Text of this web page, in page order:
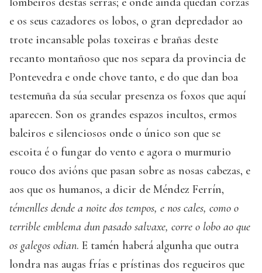
e os seus cazadores os lobos, o gran depredador ao
trote incansable polas toxeiras e brañas deste
recanto montañoso que nos separa da provincia de
Pontevedra e onde chove tanto, e do que dan boa
testemuña da súa secular presenza os foxos que aquí
aparecen. Son os grandes espazos incultos, ermos
baleiros e silenciosos onde o único son que se
escoita é o fungar do vento e agora o murmurio
rouco dos avións que pasan sobre as nosas cabezas, e
aos que os humanos, a dicir de Méndez Ferrín,
témenlles dende a noite dos tempos, e nos cales, como o
terrible emblema dun pasado salvaxe, corre o lobo ao que
os galegos odian. E tamén haberá algunha que outra
londra nas augas frías e prístinas dos regueiros que